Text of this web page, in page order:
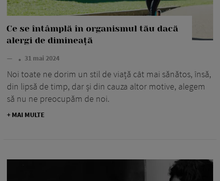
Ce se întâmplă în organismul tău dacă
alergi de dimineață
— 31 mai 2024
Noi toate ne dorim un stil de viață cât mai sănătos, însă,
din lipsă de timp, dar și din cauza altor motive, alegem
să nu ne preocupăm de noi.
+ MAI MULTE